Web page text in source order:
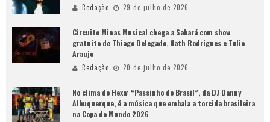
Redação 29 de julho de 2026
Circuito Minas Musical chega a Sabará com show
gratuito de Thiago Delegado, Nath Rodrigues e Tulio
Araujo
Redação 20 de julho de 2026
No clima do Hexa: “Passinho do Brasil”, da DJ Danny
Albuquerque, é a música que embala a torcida brasileira
na Copa do Mundo 2026